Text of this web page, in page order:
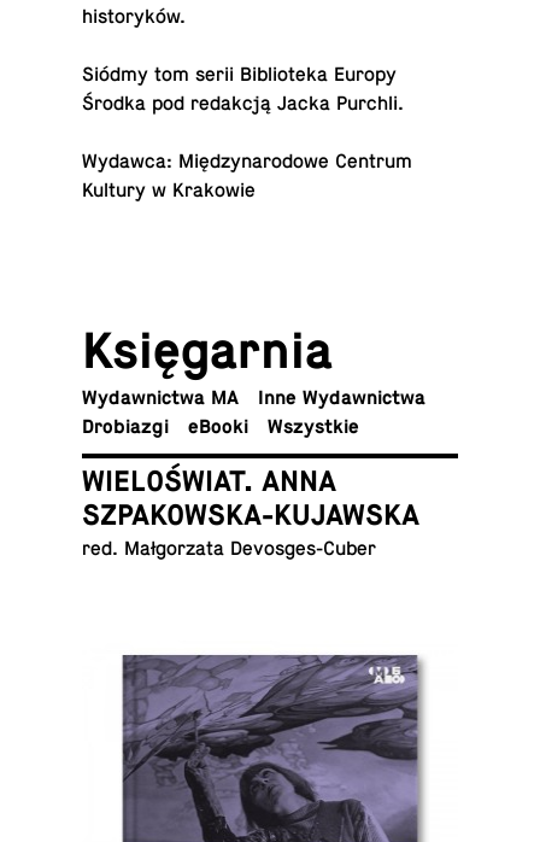
historyków.
Siódmy tom serii Bi­blio­te­ka Europy
Środka pod re­dak­cją Jacka Purchli.
Wydawca: Mię­dzy­na­ro­do­we Centrum
Kultury w Kra­ko­wie
Księ­gar­nia
Wy­daw­nic­twa MA
Inne Wydawnictwa
Dro­bia­zgi
eBooki Wszyst­kie
WIELOŚWIAT. ANNA
SZPAKOWSKA-KUJAWSKA
red. Mał­go­rza­ta Devosges-Cuber